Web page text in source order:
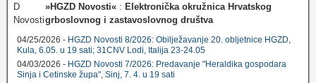
»HGZD Novosti« : Elektronička okružnica Hrvatskog
grboslovnog i zastavoslovnog društva
04/25/2026 - HGZD Novosti 8/2026: Obilježavanje 20. obljetnice HGZD,
Kula, 6.05. u 19 sati; 31CNV Lodi, Italija 23-24.05
04/03/2026 - HGZD Novosti 7/2026: Predavanje "Heraldika gospodara
Sinja i Cetinske župa", Sinj, 7. 4. u 19 sati